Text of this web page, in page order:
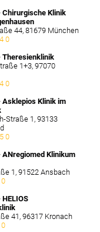
Chirurgische Klinik
44, 81679 München
0
Theresienklinik
1+3, 97070
0
Asklepios Klinik im
Straße 1, 93133
0
ANregiomed Klinikum
1, 91522 Ansbach
41, 96317 Kronach